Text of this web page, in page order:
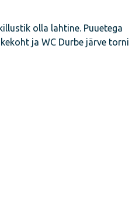
olla lahtine. Puuetega
ja WC Durbe järve torni